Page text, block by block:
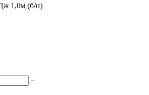
1,0м (б/н)
+